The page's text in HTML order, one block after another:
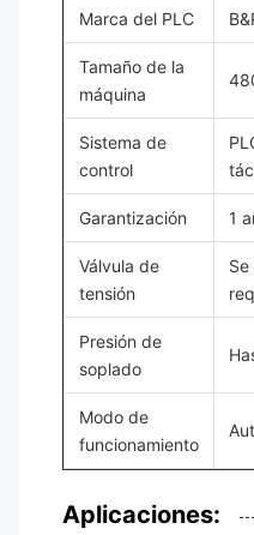
Marca del PLC
Tamaño de la
máquina
Sistema de
control
Garantización 1
Válvula de
tensión
Presión de
soplado
Modo de
funcionamiento
Aplicaciones: